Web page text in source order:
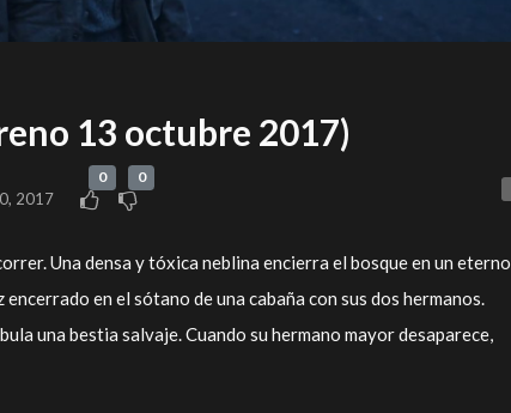
13 octubre 2017)
2017
0 0
Una densa y tóxica neblina encierra el bosque en un eterno
en el sótano de una cabaña con sus dos hermanos.
una bestia salvaje. Cuando su hermano mayor desaparece,